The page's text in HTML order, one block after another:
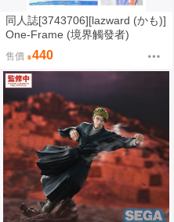
同人誌[3743706][lazward (かも)]
One-Frame (境界觸發者)
售價 440